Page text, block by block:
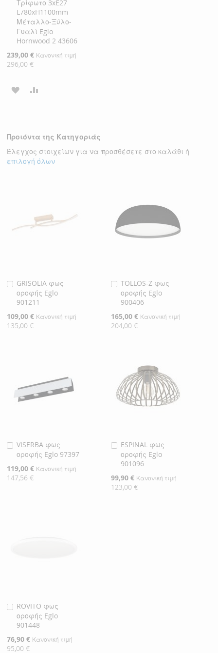
Τρίφωτο 3xE27
L780xH1100mm
Μέταλλο-Ξύλο-
Γυαλί Eglo
Hornwood 2 43606
Ειδική
Τιμή
239,00 € Κανονική τιμή
296,00 €
Καλάθι
ΠΡΟΣΘΉΚΗ
ΕΠΙΘΥΜΙΏΝ
Προιόντα της Κατηγοριάς
Έλεγχος στοιχείων για να προσθέσετε στο καλάθι ή
επιλογή όλων
GRISOLIA φως
οροφής Eglo
901211
Ειδική
Τιμή
109,00 € Κανονική τιμή
135,00 €
Προσθήκη
στο
Καλάθι
TOLLOS-Z φως
οροφής Eglo
900406
Ειδική
Τιμή
165,00 € Κανονική τιμή
204,00 €
Προσθήκη
στο
Καλάθι
VISERBA φως
οροφής Eglo 97397
Ειδική
Τιμή
119,00 € Κανονική τιμή
147,56 €
Προσθήκη
στο
Καλάθι
ESPINAL φως
οροφής Eglo
901096
Ειδική
Τιμή
99,90 € Κανονική τιμή
123,00 €
Προσθήκη
στο
Καλάθι
ROVITO φως
οροφής Eglo
901448
Ειδική
Τιμή
76,90 € Κανονική τιμή
95,00 €
Προσθήκη
στο
Καλάθι